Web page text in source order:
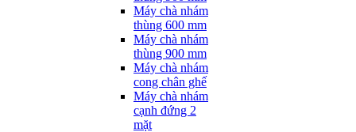
Máy chà nhám
thùng 600 mm
Máy chà nhám
thùng 900 mm
Máy chà nhám
cong chân ghế
Máy chà nhám
cạnh đứng 2
mặt